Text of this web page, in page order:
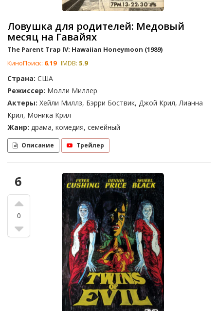
Ловушка для родителей: Медовый
месяц на Гавайях
The Parent Trap IV: Hawaiian Honeymoon (1989)
КиноПоиск: 6.19 IMDB: 5.9
Страна: США
Режиссер: Молли Миллер
Актеры: Хейли Миллз, Бэрри Боствик, Джой Крил, Лианна
Крил, Моника Крил
Жанр: драма, комедия, семейный
Описание Трейлер
6
0